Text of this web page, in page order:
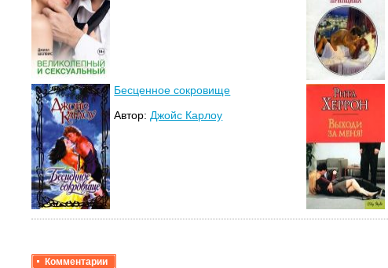
Бесценное сокровище
Автор: Джойс Карлоу
Комментарии